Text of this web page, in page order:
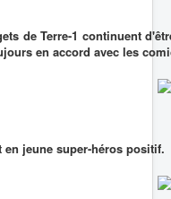
de Terre-1 continuent
en accord avec les
jeune super-héros positif.